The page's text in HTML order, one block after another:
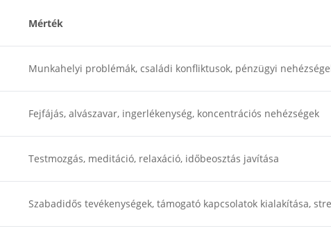
Mérték
Munkahelyi problémák, családi konfliktusok, pénzügyi
Fejfájás, alvászavar, ingerlékenység, koncentrációs nehézségek
Testmozgás, meditáció, relaxáció, időbeosztás javítása
Szabadidős tevékenységek, támogató kapcsolatok kialakítása,